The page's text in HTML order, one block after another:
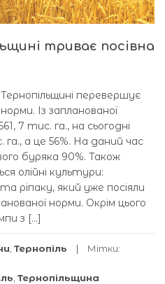
триває посівна
перевершує
Із запланованої
7 тис. га., на сьогодні
га., а це 56%. На даний час
буряка 90%. Також
олійні культури:
ріпаку, який уже посіяли
норми. Окрім цього
з […]
Тернопіль Мітки:
Тернопільщина